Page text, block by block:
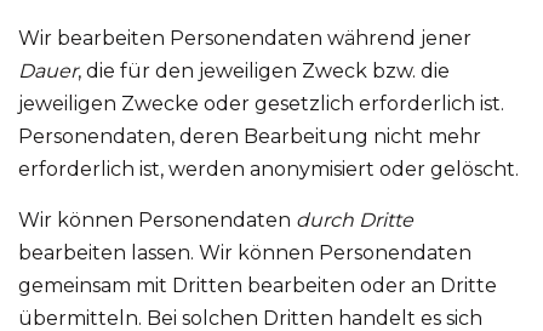
Wir bearbeiten Personendaten während jener
Dauer, die für den jeweiligen Zweck bzw. die
jeweiligen Zwecke oder gesetzlich erforderlich ist.
Personendaten, deren Bearbeitung nicht mehr
erforderlich ist, werden anonymisiert oder gelöscht.
Wir können Personendaten durch Dritte
bearbeiten lassen. Wir können Personendaten
gemeinsam mit Dritten bearbeiten oder an Dritte
übermitteln. Bei solchen Dritten handelt es sich